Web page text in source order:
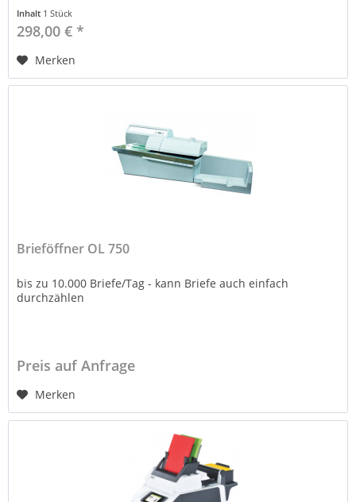
Inhalt 1 Stück
298,00 € *
Merken
Brieföffner OL 750
bis zu 10.000 Briefe/Tag - kann Briefe auch einfach
durchzählen
Preis auf Anfrage
Merken